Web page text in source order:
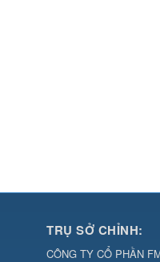
TRỤ SỞ CHỈNH:
CÔNG TY CỔ PHẦN